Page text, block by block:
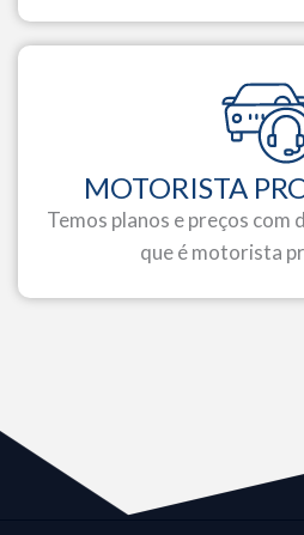
MOTORISTA
Temos planos e preços com
que é motorista